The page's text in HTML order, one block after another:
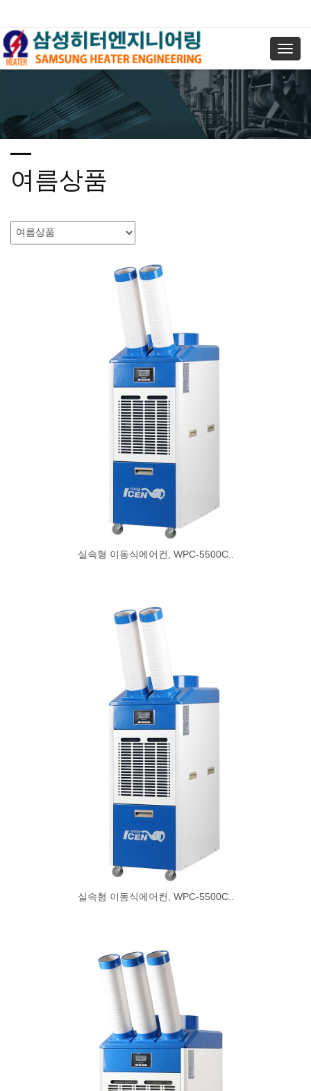
여름상품
실속형 이동식에어컨, WPC-5500C..
실속형 이동식에어컨, WPC-5500C..